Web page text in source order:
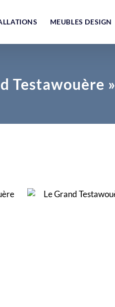
MEUBLES DESIGN
Testawouère »